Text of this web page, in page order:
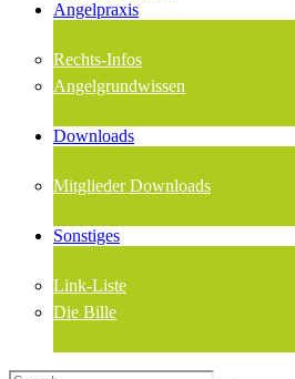
Angelpraxis
Rechts-Infos
Angelgrundwissen
Downloads
Mitglieder Downloads
Sonstiges
Link-Liste
Die Bille